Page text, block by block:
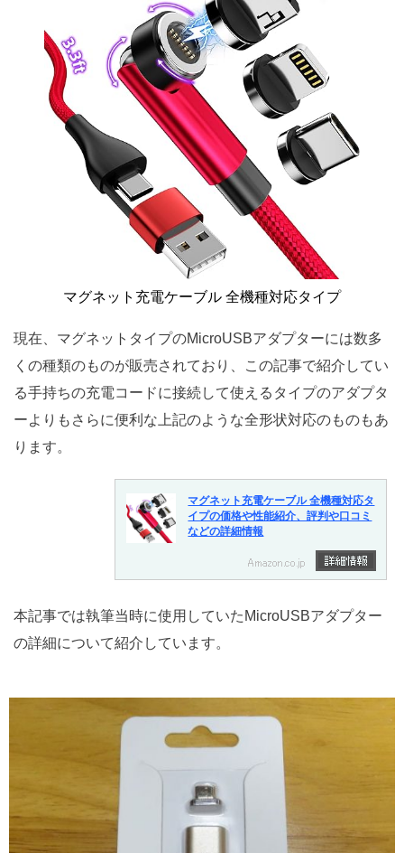
マグネット充電ケーブル 全機種対応タイプ
現在、マグネットタイプのMicroUSBアダプターには数多
くの種類のものが販売されており、この記事で紹介してい
る手持ちの充電コードに接続して使えるタイプのアダプタ
ーよりもさらに便利な上記のような全形状対応のものもあ
ります。
マグネット充電ケーブル 全機種対応タ
イプの価格や性能紹介、評判や口コミ
などの詳細情報
本記事では執筆当時に使用していたMicroUSBアダプター
の詳細について紹介しています。